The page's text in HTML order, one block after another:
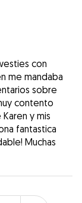
con
me mandaba
sobre
contento
y mis
fantastica
Muchas